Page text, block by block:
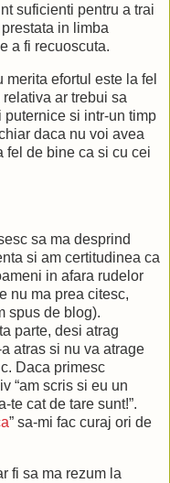
suficienti pentru a trai
in limba
a fi recuoscuta.
efortul este la fel
ar trebui sa
si intr-un timp
daca nu voi avea
fel de bine ca si cu cei
sa ma desprind
si am certitudinea ca
in afara rudelor
nu ma prea citesc,
spus de blog).
parte, desi atrag
atras si nu va atrage
Daca primesc
“am scris si eu un
te cat de tare sunt!”.
” sa-mi fac curaj ori de
fi sa ma rezum la